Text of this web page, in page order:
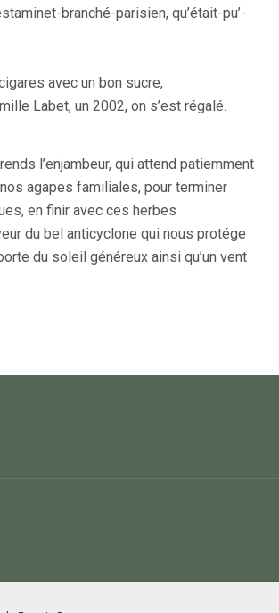
branché-parisien, qu’était-pu’-
avec un bon sucre,
Labet, un 2002, on s’est régalé.
l’enjambeur, qui attend patiemment
agapes familiales, pour terminer
en finir avec ces herbes
du bel anticyclone qui nous protége
du soleil généreux ainsi qu’un vent